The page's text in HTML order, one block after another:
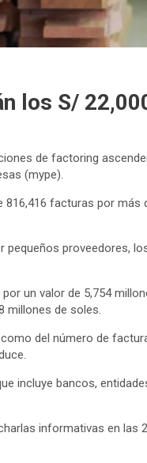
los S/
de factoring
(mype).
facturas por más
proveedores,
un valor de 5,754
millones de soles.
del número de
incluye bancos,
informativas en las